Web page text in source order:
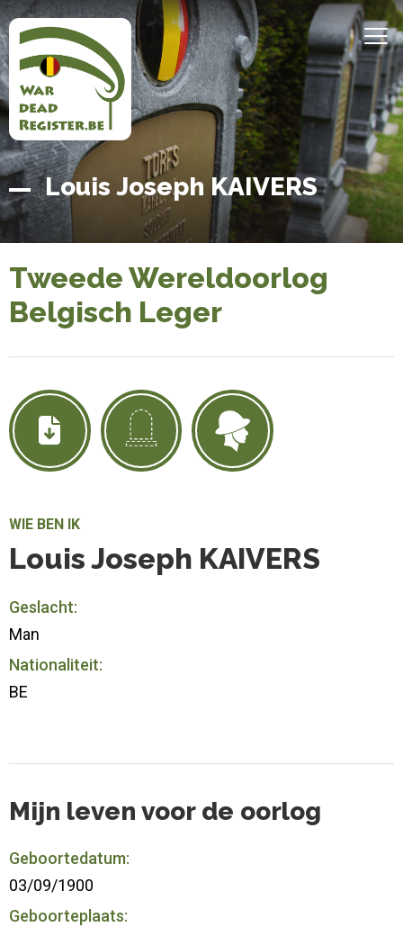
Overslaan
en
naar
de
inhoud
gaan
Home
Belgian
War
Dead
Register
Louis Joseph KAIVERS
Tweede Wereldoorlog
Belgisch Leger
WIE BEN IK
Louis Joseph KAIVERS
Geslacht:
Man
Nationaliteit:
BE
Mijn leven voor de oorlog
Geboortedatum:
03/09/1900
Geboorteplaats: